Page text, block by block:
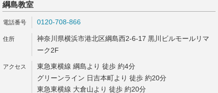
綱島教室
0120-708-866
神奈川県横浜市港北区綱島西2-6-17 黒川ビルモールリマ
ーク2F
東急東横線 綱島より 徒歩 約4分
グリーンライン 日吉本町より 徒歩 約20分
東急東横線 大倉山より 徒歩 約20分